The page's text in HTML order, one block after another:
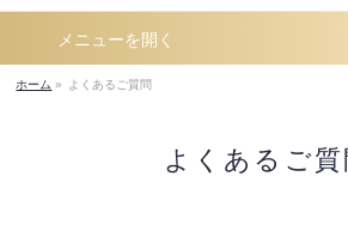
メニューを開く
ホーム » よくあるご質問
よくあるご質